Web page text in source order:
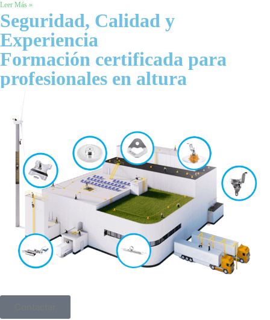
Leer Más »
Seguridad, Calidad y
Experiencia
Formación certificada para
profesionales en altura